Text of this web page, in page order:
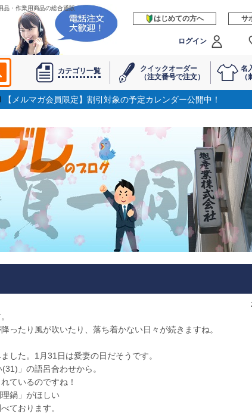
品・作業用商品の総合通販
はじめての方へ サ
ログイン
カテゴリ一覧
クイックオーダー
（注文番号で注文）
名
【メルマガ会員限定】割引対象の予定カレンダー公開中！
ったり風が吹いたり、落ち着かない日々が続きますね。
した。1月31日は愛妻の日だそうです。
」の語呂合わせから。
ているのですね！
鍋」がほしい
ております。